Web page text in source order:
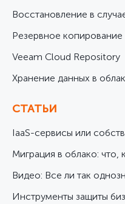
Восстановление в
Резервное копирование
Veeam Cloud Repository
Хранение данных в
СТАТЬИ
IaaS-сервисы или
Миграция в облако: что,
Видео: Все ли так
Инструменты защиты